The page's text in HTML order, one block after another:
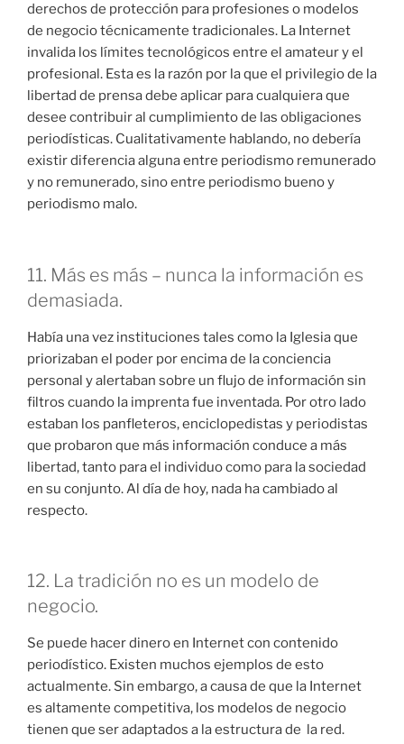
derechos de protección para profesiones o modelos
de negocio técnicamente tradicionales. La Internet
invalida los límites tecnológicos entre el amateur y el
profesional. Esta es la razón por la que el privilegio de la
libertad de prensa debe aplicar para cualquiera que
desee contribuir al cumplimiento de las obligaciones
periodísticas. Cualitativamente hablando, no debería
existir diferencia alguna entre periodismo remunerado
y no remunerado, sino entre periodismo bueno y
periodismo malo.
11. Más es más – nunca la información es
demasiada.
Había una vez instituciones tales como la Iglesia que
priorizaban el poder por encima de la conciencia
personal y alertaban sobre un flujo de información sin
filtros cuando la imprenta fue inventada. Por otro lado
estaban los panfleteros, enciclopedistas y periodistas
que probaron que más información conduce a más
libertad, tanto para el individuo como para la sociedad
en su conjunto. Al día de hoy, nada ha cambiado al
respecto.
12. La tradición no es un modelo de
negocio.
Se puede hacer dinero en Internet con contenido
periodístico. Existen muchos ejemplos de esto
actualmente. Sin embargo, a causa de que la Internet
es altamente competitiva, los modelos de negocio
tienen que ser adaptados a la estructura de la red.